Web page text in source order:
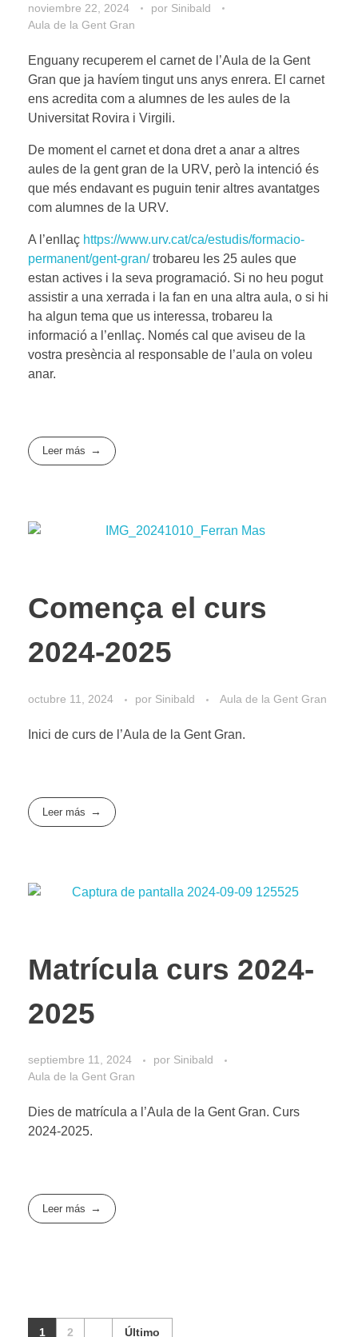
noviembre 22, 2024 por Sinibald
Aula de la Gent Gran
Enguany recuperem el carnet de l’Aula de la Gent
Gran que ja havíem tingut uns anys enrera. El carnet
ens acredita com a alumnes de les aules de la
Universitat Rovira i Virgili.
De moment el carnet et dona dret a anar a altres
aules de la gent gran de la URV, però la intenció és
que més endavant es puguin tenir altres avantatges
com alumnes de la URV.
A l’enllaç https://www.urv.cat/ca/estudis/formacio-
permanent/gent-gran/trobareu les 25 aules que
estan actives i la seva programació. Si no heu pogut
assistir a una xerrada i la fan en una altra aula, o si hi
ha algun tema que us interessa, trobareu la
informació a l’enllaç. Només cal que aviseu de la
vostra presència al responsable de l’aula on voleu
anar.
Leer más
Comença el curs
2024-2025
octubre 11, 2024 por Sinibald Aula de la Gent Gran
Inici de curs de l’Aula de la Gent Gran.
Leer más
Matrícula curs 2024-
2025
septiembre 11, 2024 por Sinibald
Aula de la Gent Gran
Dies de matrícula a l’Aula de la Gent Gran. Curs
2024-2025.
Leer más
1 2 Último